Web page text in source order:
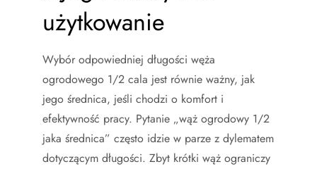
użytkowanie
Wybór odpowiedniej długości węża
ogrodowego 1/2 cala jest równie ważny, jak
jego średnica, jeśli chodzi o komfort i
efektywność pracy. Pytanie „wąż ogrodowy 1/2
jaka średnica” często idzie w parze z dylematem
dotyczącym długości. Zbyt krótki wąż ograniczy